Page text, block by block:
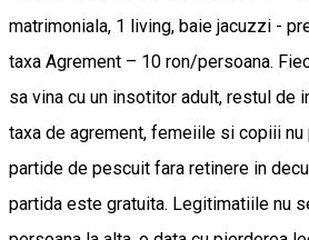
matrimoniala, 1 living, baie jacuzzi -
taxa Agrement – 10 ron/persoana.
sa vina cu un insotitor adult, restul de
taxa de agrement, femeiile si copiii
partide de pescuit fara retinere in
partida este gratuita. Legitimatiile nu